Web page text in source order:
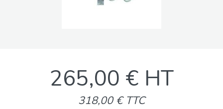
265,00 € HT
318,00 € TTC